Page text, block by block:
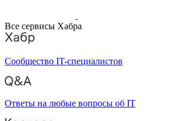
Все сервисы Хабра
Сообщество IT-специалистов
Ответы на любые вопросы об IT